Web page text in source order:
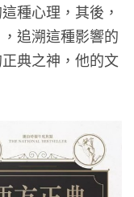
種心理，其後，
追溯這種影響的
典之神，他的文